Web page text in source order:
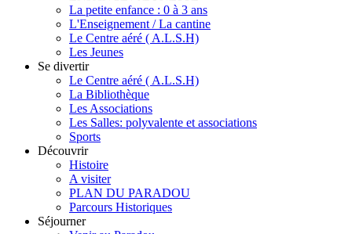
La petite enfance : 0 à 3 ans
L'Enseignement / La cantine
Le Centre aéré ( A.L.S.H)
Les Jeunes
Se divertir
Le Centre aéré ( A.L.S.H)
La Bibliothèque
Les Associations
Les Salles: polyvalente et associations
Sports
Découvrir
Histoire
A visiter
PLAN DU PARADOU
Parcours Historiques
Séjourner